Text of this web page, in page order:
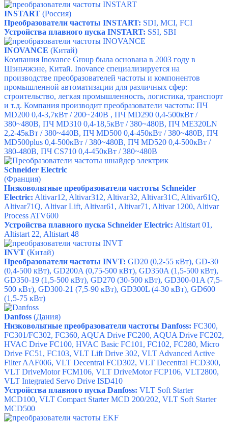
INSTART (Россия)
Преобразователи частоты INSTART: SDI, MCI, FCI
Устройства плавного пуска INSTART: SSI, SBI
INOVANCE (Китай)
Компания Inovance Group была основана в 2003 году в
Шэньчжэне, Китай. Inovance специализируется на
производстве преобразователей частоты и компонентов
промышленной автоматизации для различных сфер:
строительство, легкая промышленность, логистика, транспорт
и т.д. Компания производит преобразователи частоты: ПЧ
MD200 0,4-3,7кВт / 200~240В , ПЧ MD290 0,4-500кВт /
380~480В, ПЧ MD310 0,4-18,5кВт / 380~480В, ПЧ ME320LN
2,2-45кВт / 380~440В, ПЧ MD500 0,4-450кВт / 380~480В, ПЧ
MD500plus 0,4-500кВт / 380~480В, ПЧ MD520 0,4-500кВт /
380-480В, ПЧ CS710 0,4-450кВт / 380~480В
Schneider Electric
(Франция)
Низковольтные преобразователи частоты Schneider
Electric: Altivar12, Altivar312, Altivar32, Altivar31C, Altivar61Q,
Altivar71Q, Altivar Lift, Altivar61 , Altivar71 , Altivar 1200, Altivar
Process ATV600
Устройства плавного пуска Schneider Electric: Altistart 01 ,
Altistart 22, Altistart 48
INVT (Китай)
Преобразователи частоты INVT: GD20 (0,2-55 кВт), GD-30
(0,4-500 кВт), GD200A (0,75-500 кВт), GD350A (1,5-500 кВт),
GD350-19 (1,5-500 кВт), GD270 (30-500 кВт), GD300-01A (7,5-
500 кВт), GD300-21 (7,5-90 кВт), GD300L (4-30 кВт), GD600
(1,5-75 кВт)
Danfoss (Дания)
Низковольтные преобразователи частоты Danfoss: FC300,
FC301/FC302, FC360, AQUA Drive FC200, AQUA Drive FC202,
HVAC Drive FC100, HVAC Basic FC101, FC102, FC280, Micro
Drive FC51, FC103, VLT Lift Drive 302, VLT Advanced Active
Filter AAF006, VLT Decentral FCD302, VLT Decentral FCD300,
VLT DriveMotor FCM106, VLT DriveMotor FCP106, VLT2800,
VLT Integrated Servo Drive ISD410
Устройства плавного пуска Danfoss: VLT Soft Starter
MCD100, VLT Compact Starter MCD 200/202, VLT Soft Starter
MCD500